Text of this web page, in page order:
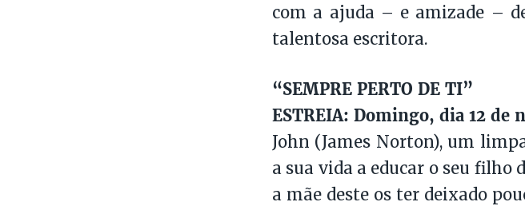
com a ajuda – e amizade –
talentosa escritora.
“SEMPRE PERTO DE TI”
ESTREIA: Domingo, dia 12 de
John (James Norton), um
a sua vida a educar o seu filho
a mãe deste os ter deixado